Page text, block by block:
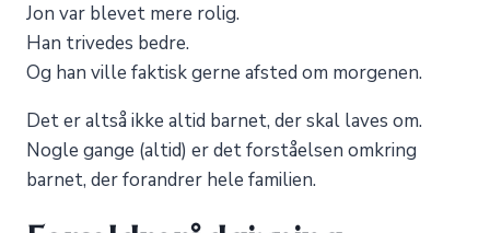
Jon var blevet mere rolig.
Han trivedes bedre.
Og han ville faktisk gerne afsted om morgenen.
Det er altså ikke altid barnet, der skal laves om.
Nogle gange (altid) er det forståelsen omkring
barnet, der forandrer hele familien.